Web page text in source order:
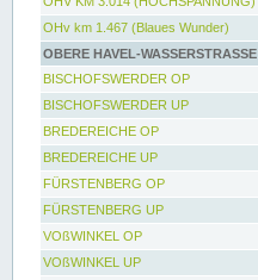
OHv km 1.467 (Blaues Wunder)
OBERE HAVEL-WASSERSTRASSE
BISCHOFSWERDER OP
BISCHOFSWERDER UP
BREDEREICHE OP
BREDEREICHE UP
FÜRSTENBERG OP
FÜRSTENBERG UP
VOßWINKEL OP
VOßWINKEL UP